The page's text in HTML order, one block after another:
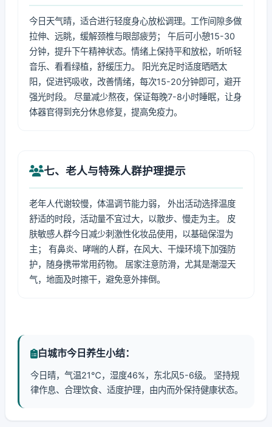
今日天气晴，适合进行轻度身心放松调理。工作间隙多做
拉伸、远眺，缓解颈椎与眼部疲劳； 午后可小憩15-30
分钟，提升下午精神状态。情绪上保持平和放松，听听轻
音乐、看看绿植，舒缓压力。 阳光充足时适度晒晒太
阳，促进钙吸收，改善情绪，每次15-20分钟即可，避开
强光时段。 尽量减少熬夜，保证每晚7-8小时睡眠，让身
体器官得到充分休息修复，提高免疫力。
七、老人与特殊人群护理提示
老年人代谢较慢，体温调节能力弱， 外出活动选择温度
舒适的时段，活动量不宜过大，以散步、慢走为主。 皮
肤敏感人群今日减少刺激性化妆品使用，以基础保湿为
主； 有鼻炎、哮喘的人群，在风大、干燥环境下加强防
护，随身携带常用药物。 居家注意防滑，尤其是潮湿天
气，地面及时擦干，避免意外摔倒。
白城市今日养生小结：
今日晴，气温21℃，湿度46%，东北风5-6级。 坚持规
律作息、合理饮食、适度护理，由内而外保持健康状态。